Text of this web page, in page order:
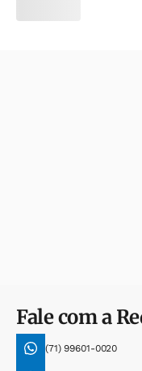
Fale com a
(71) 99601-0020